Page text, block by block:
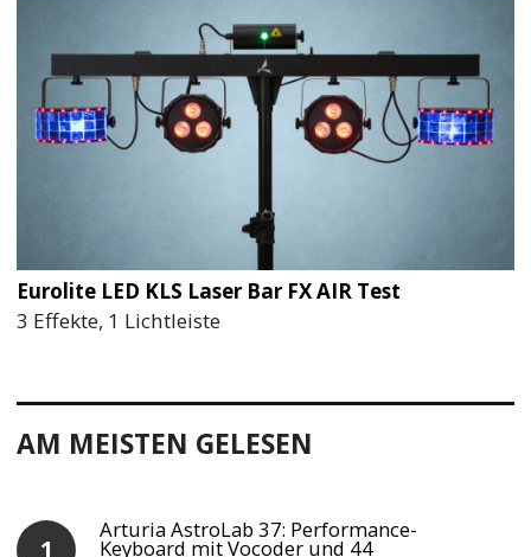
Eurolite LED KLS Laser Bar FX AIR Test
3 Effekte, 1 Lichtleiste
AM MEISTEN GELESEN
Arturia AstroLab 37: Performance-
Keyboard mit Vocoder und 44